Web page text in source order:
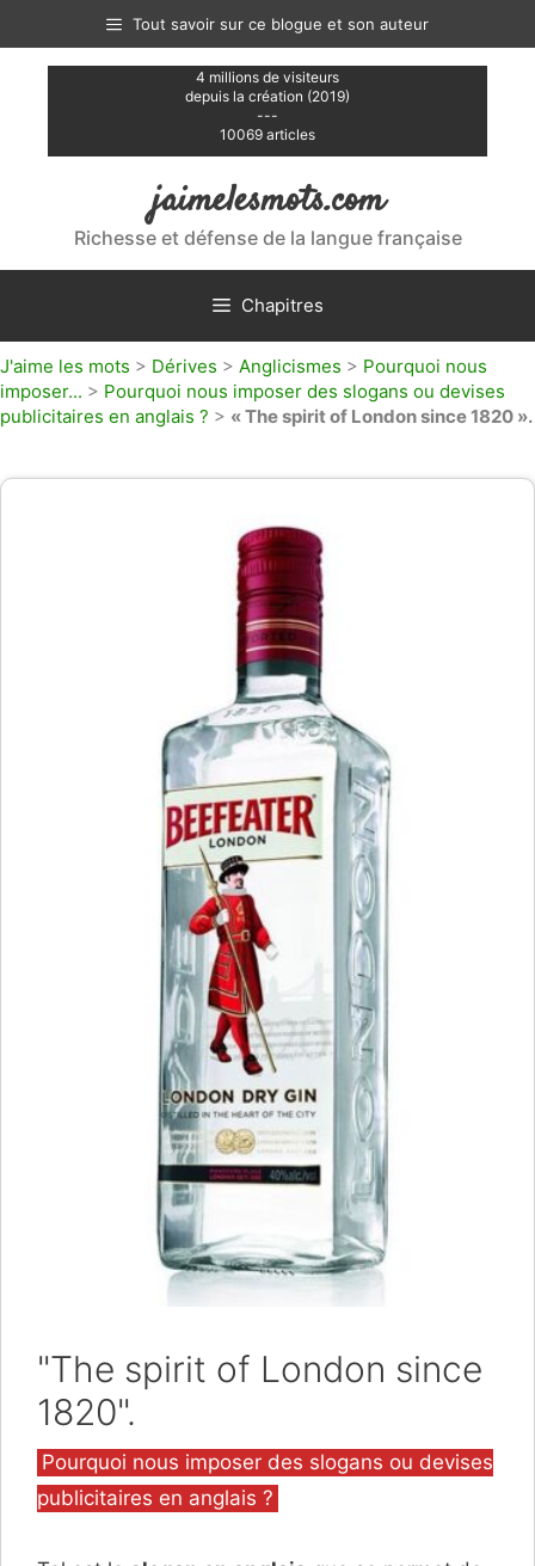
contenu
Tout savoir sur ce blogue et son auteur
4 millions de visiteurs
depuis la création (2019)
---
10069 articles
jaimelesmots.com
Richesse et défense de la langue française
Chapitres
J'aime les mots > Dérives > Anglicismes > Pourquoi nous
imposer... > Pourquoi nous imposer des slogans ou devises
publicitaires en anglais ? > « The spirit of London since 1820 ».
"The spirit of London since
1820".
Catégories
Pourquoi nous imposer des slogans ou devises
publicitaires en anglais ?